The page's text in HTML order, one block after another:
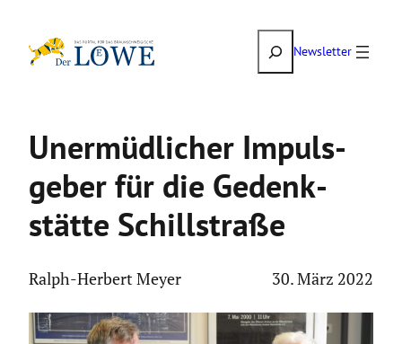
Inhalt
SuchenNewsletter
Unermüd­li­cher Impuls­
geber für die Gedenk­
stätte Schill­straße
Ralph-Herbert Meyer 30. März 2022